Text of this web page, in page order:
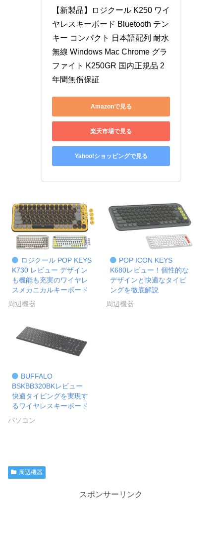
【新製品】ロジクール K250 ワイ
ヤレスキーボード Bluetooth テン
キー コンパクト 日本語配列 耐水
無線 Windows Mac Chrome グラ
ファイト K250GR 国内正規品 2
年間無償保証
Amazonで見る
楽天市場で見る
Yahoo!ショッピングで見る
ロジクール POP KEYS
K730 レビュー デザイン
も機能も充実のワイヤレ
スメカニカルキーボード
周辺機器
POP ICON KEYS
K680レビュー！個性的な
デザインと快適なタイピ
ングを徹底解説
周辺機器
BUFFALO
BSKBB320BKレビュー
快適タイピングを実現す
るワイヤレスキーボード
パソコン
周辺機器
スポンサーリンク